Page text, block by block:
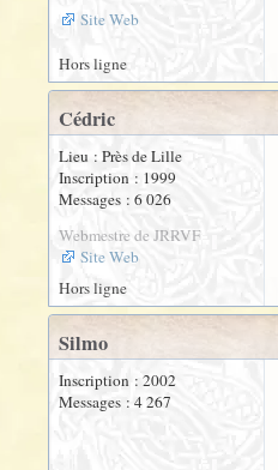
Site Web
Hors ligne
Cédric
Lieu : Près de Lille
Inscription : 1999
Messages : 6 026
Webmestre de JRRVF
Site Web
Hors ligne
Silmo
Inscription : 2002
Messages : 4 267